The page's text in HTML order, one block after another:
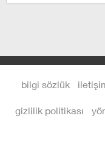
bilgi sözlük
gizlilik politikası